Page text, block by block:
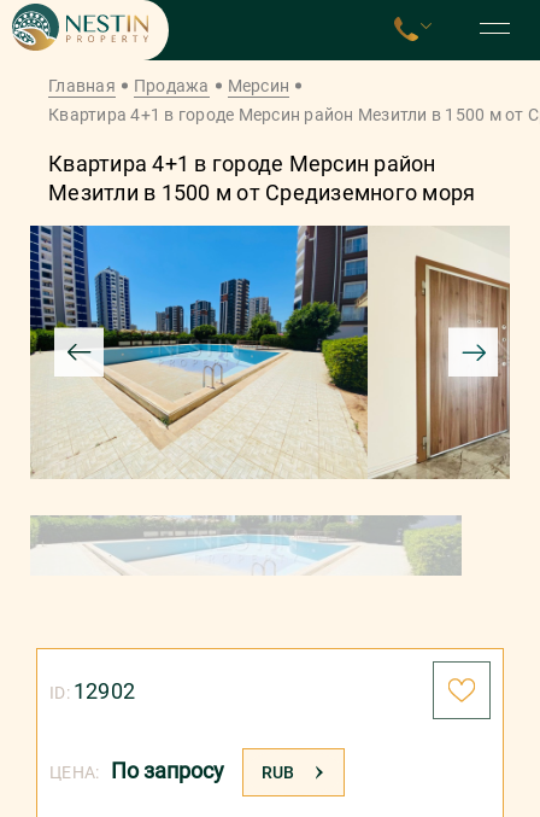
Главная Продажа
Мерсин
Квартира 4+1 в городе Мерсин район Мезитли в 1500 м от
Квартира 4+1 в городе Мерсин район
Мезитли в 1500 м от Средиземного моря
ЦЕНА: По запросу RUB
ID: 12902